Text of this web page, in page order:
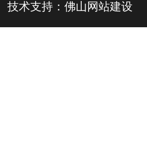
技术支持： 佛山网站建设